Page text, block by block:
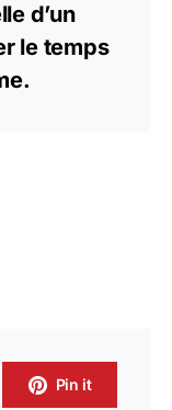
d’un
le temps
Pin it